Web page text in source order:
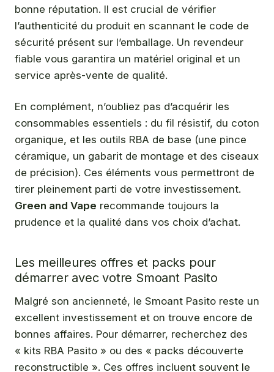
bonne réputation. Il est crucial de vérifier
l’authenticité du produit en scannant le code de
sécurité présent sur l’emballage. Un revendeur
fiable vous garantira un matériel original et un
service après-vente de qualité.
En complément, n’oubliez pas d’acquérir les
consommables essentiels : du fil résistif, du coton
organique, et les outils RBA de base (une pince
céramique, un gabarit de montage et des ciseaux
de précision). Ces éléments vous permettront de
tirer pleinement parti de votre investissement.
Green and Vape recommande toujours la
prudence et la qualité dans vos choix d’achat.
Les meilleures offres et packs pour
démarrer avec votre Smoant Pasito
Malgré son ancienneté, le Smoant Pasito reste un
excellent investissement et on trouve encore de
bonnes affaires. Pour démarrer, recherchez des
« kits RBA Pasito » ou des « packs découverte
reconstructible ». Ces offres incluent souvent le